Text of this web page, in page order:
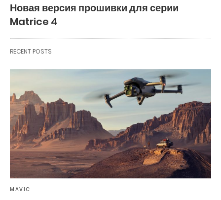
Новая версия прошивки для серии
Matrice 4
RECENT POSTS
MAVIC